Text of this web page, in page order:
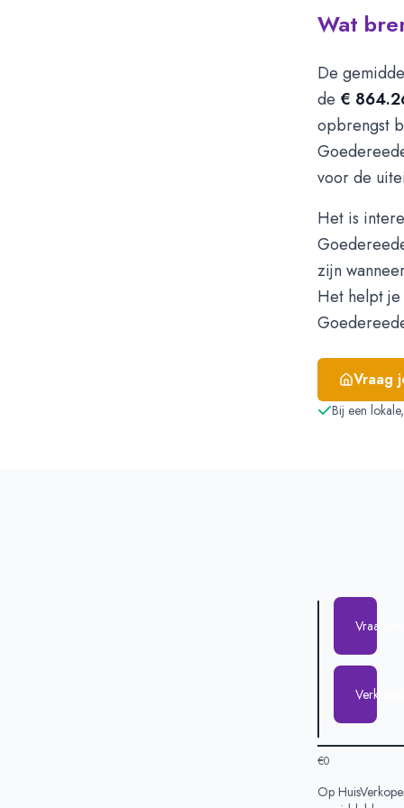
Wat
De
de €
opbrengst
voor de
Het is
zijn
Het helpt
Vraag
Bij een
€0
Op